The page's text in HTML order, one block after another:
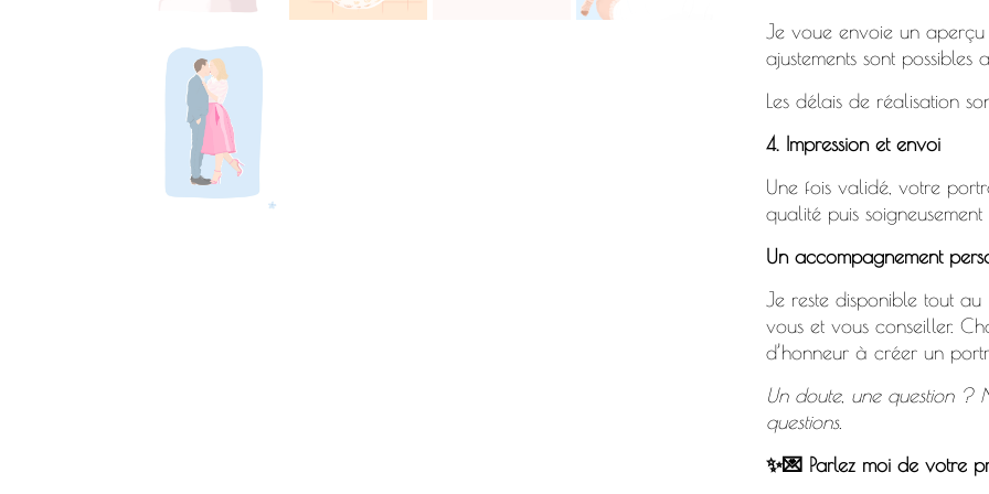
Je voue envoie un
ajustements sont
Les délais de réalisation
4. Impression et envoi
Une fois validé, votre
qualité puis soigneusement
Un accompagnement
Je reste disponible tout
vous et vous conseiller.
d’honneur à créer un
Un doute, une question ?
questions.
✨💌 Parlez moi de votre